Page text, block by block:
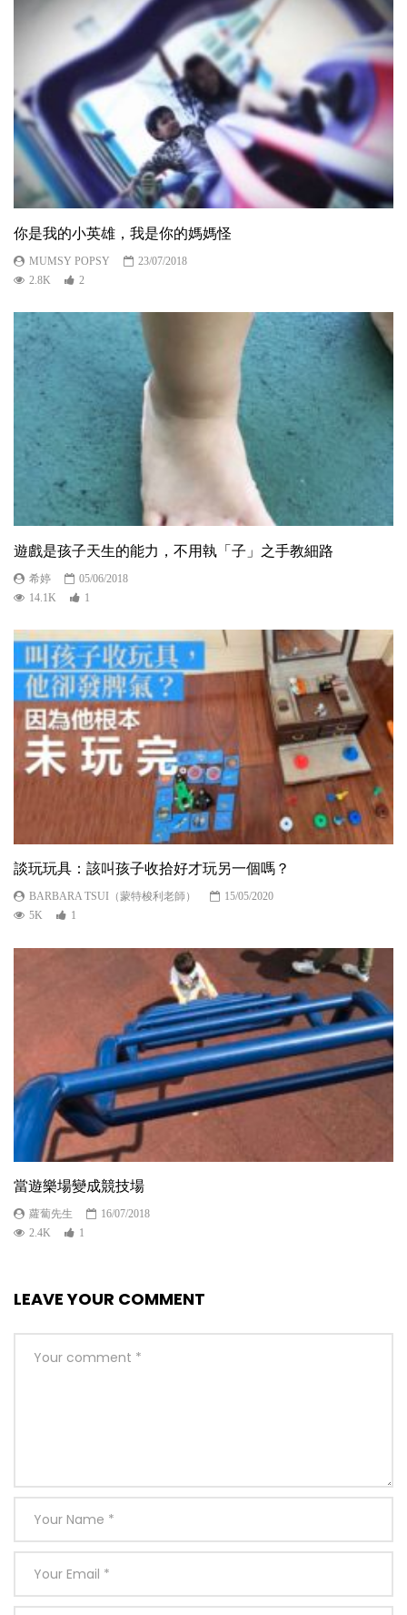
你是我的小英雄，我是你的媽媽怪
MUMSY POPSY
23/07/2018
2.8K
2
遊戲是孩子天生的能力，不用執「子」之手教細路
希婷
05/06/2018
14.1K
1
談玩玩具：該叫孩子收拾好才玩另一個嗎？
BARBARA TSUI（蒙特梭利老師）
15/05/2020
5K
1
當遊樂場變成競技場
蘿蔔先生
16/07/2018
2.4K
1
LEAVE YOUR COMMENT